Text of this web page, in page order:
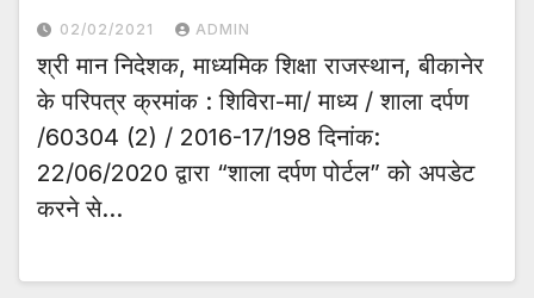
02/02/2021 ADMIN
श्री मान निदेशक, माध्यमिक शिक्षा राजस्थान, बीकानेर
के परिपत्र क्रमांक : शिविरा-मा/ माध्य / शाला दर्पण
/60304 (2) / 2016-17/198 दिनांक:
22/06/2020 द्वारा “शाला दर्पण पोर्टल” को अपडेट
करने से…